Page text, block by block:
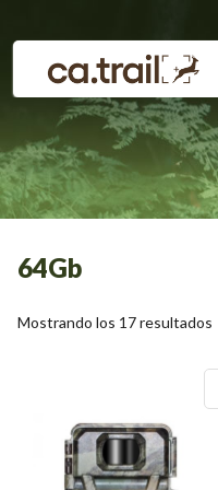
contenido
64Gb
Mostrando los 17 resultados